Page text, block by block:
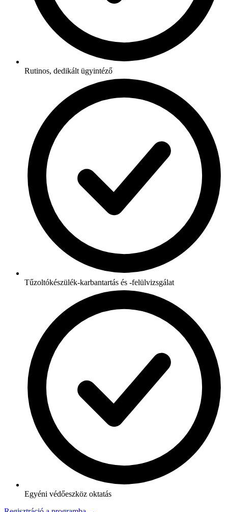
Rutinos, dedikált ügyintéző
Tűzoltókészülék-karbantartás és -felülvizsgálat
Egyéni védőeszköz oktatás